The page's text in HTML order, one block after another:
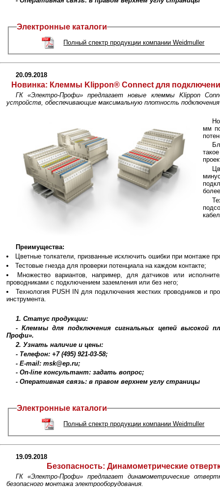
Электронные каталоги
Полный спектр продукции компании Weidmuller
20.09.2018
Новинка: Клеммы Klippon® Connect для
ГК «Электро-Профи» предлагает новые клеммы Klippon
устройств, обеспечивающие максимальную плотность подключения
мм
Преимущества:
Цветные толкатели, призванные исключить ошибки при монтаже
Тестовые гнезда для проверки потенциала на каждом контакте;
Множество вариантов, например, для датчиков или
проводниками с подключением заземления или без него;
Технология PUSH IN для подключения жестких проводников и
инструмента.
1. Статус продукции:
- Клеммы для подключения сигнальных цепей высокой
Профи».
2. Узнать наличие и цены:
- Телефон: +7 (495) 921-03-58;
- E-mail: msk@ep.ru;
- On-line консультант: задать вопрос;
- Оперативная связь: в правом верхнем углу страницы
Электронные каталоги
Полный спектр продукции компании Weidmuller
19.09.2018
Безопасность: Динамометрические
ГК «Электро-Профи» предлагает динамометрические
безопасного монтажа электрооборудования.